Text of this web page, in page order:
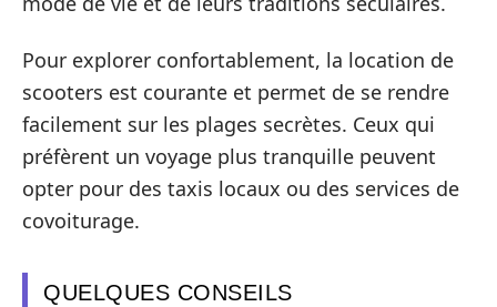
Pour explorer confortablement, la location de
scooters est courante et permet de se rendre
facilement sur les plages secrètes. Ceux qui
préfèrent un voyage plus tranquille peuvent
opter pour des taxis locaux ou des services de
covoiturage.
QUELQUES CONSEILS